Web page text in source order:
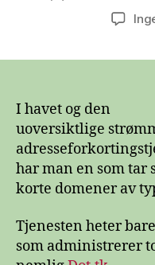
I havet og den
uoversiktlige
har man en som
korte domener av
Tjenesten heter bare
som administrerer